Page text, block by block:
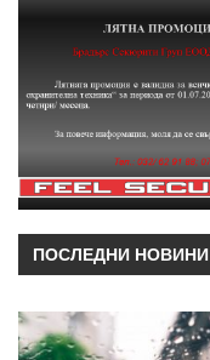
ПОСЛЕДНИ НОВИНИ